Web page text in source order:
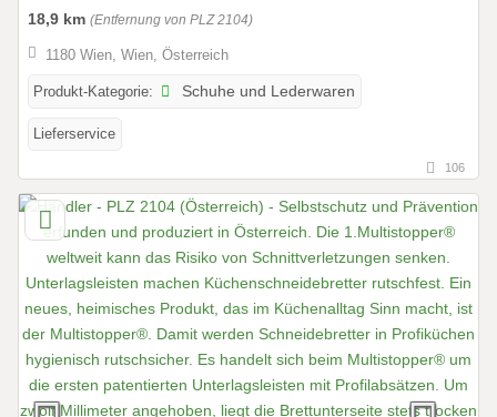
18,9 km (Entfernung von PLZ 2104)
1180 Wien, Wien, Österreich
Produkt-Kategorie: Schuhe und Lederwaren
Lieferservice
106